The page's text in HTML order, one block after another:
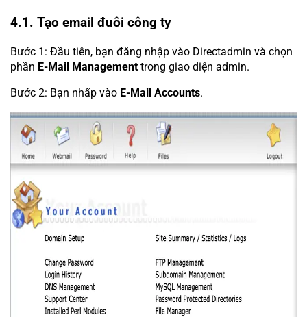
4.1. Tạo email đuôi công ty
Bước 1: Đầu tiên, bạn đăng nhập vào Directadmin và chọn
phần E-Mail Managementtrong giao diện admin.
Bước 2: Bạn nhấp vào E-Mail Accounts.